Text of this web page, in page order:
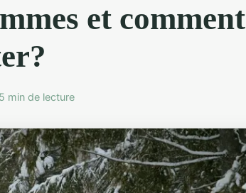
et comment
5 min de lecture